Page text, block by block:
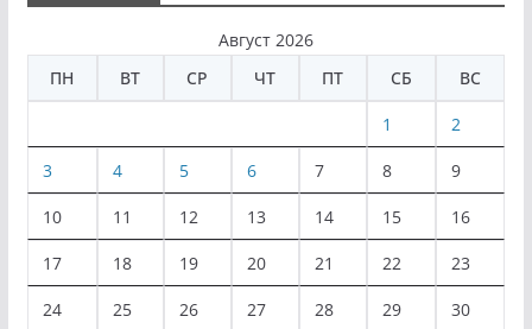
Август 2026
ПН
ВТ СР ЧТ ПТ СБ ВС
1 2
3 4 5 6 7 8 9
10 11 12 13 14 15 16
17 18 19 20 21 22 23
24 25 26 27 28 29 30